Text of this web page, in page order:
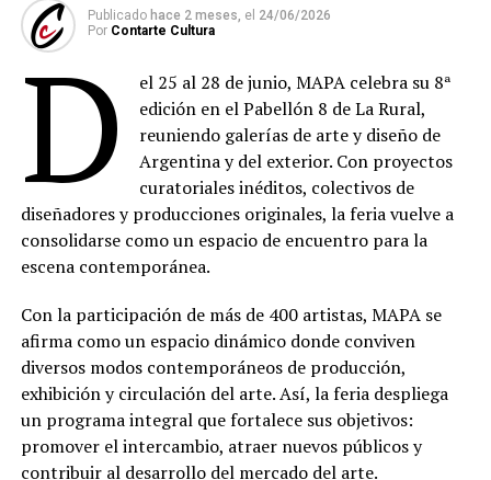
Publicado hace 2 meses, el 24/06/2026
Por Contarte Cultura
D
el 25 al 28 de junio, MAPA celebra su 8ª
edición en el Pabellón 8 de La Rural,
reuniendo galerías de arte y diseño de
Argentina y del exterior. Con proyectos
curatoriales inéditos, colectivos de
diseñadores y producciones originales, la feria vuelve a
consolidarse como un espacio de encuentro para la
escena contemporánea.
Con la participación de más de 400 artistas, MAPA se
afirma como un espacio dinámico donde conviven
diversos modos contemporáneos de producción,
exhibición y circulación del arte. Así, la feria despliega
un programa integral que fortalece sus objetivos:
promover el intercambio, atraer nuevos públicos y
contribuir al desarrollo del mercado del arte.